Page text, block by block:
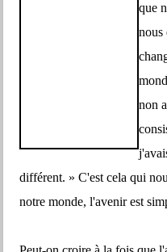
que
nous
non
différent. » C'est cela qui
notre monde, l'avenir est